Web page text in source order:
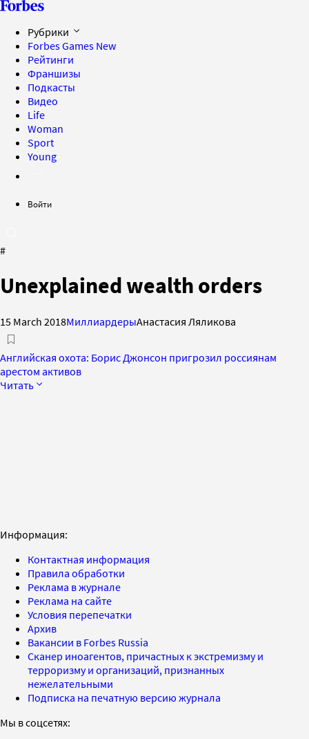
Рубрики
Forbes Games New
Рейтинги
Франшизы
Подкасты
Видео
Life
Woman
Sport
Young
Войти
#
Unexplained wealth orders
15 March 2018МиллиардерыАнастасия Ляликова
Английская охота: Борис Джонсон пригрозил россиянам
арестом активов
Читать
Информация:
Контактная информация
Правила обработки
Реклама в журнале
Реклама на сайте
Условия перепечатки
Архив
Вакансии в Forbes Russia
Сканер иноагентов, причастных к экстремизму и
терроризму и организаций, признанных
нежелательными
Подписка на печатную версию журнала
Мы в соцсетях: